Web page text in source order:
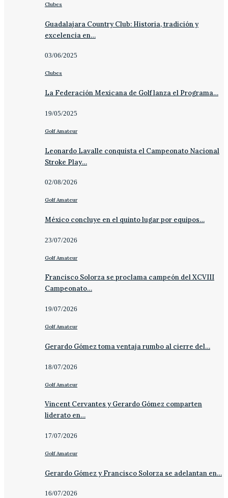
Clubes
Guadalajara Country Club: Historia, tradición y
excelencia en…
03/06/2025
Clubes
La Federación Mexicana de Golf lanza el Programa…
19/05/2025
Golf Amateur
Leonardo Lavalle conquista el Campeonato Nacional
Stroke Play…
02/08/2026
Golf Amateur
México concluye en el quinto lugar por equipos…
23/07/2026
Golf Amateur
Francisco Solorza se proclama campeón del XCVIII
Campeonato…
19/07/2026
Golf Amateur
Gerardo Gómez toma ventaja rumbo al cierre del…
18/07/2026
Golf Amateur
Vincent Cervantes y Gerardo Gómez comparten
liderato en…
17/07/2026
Golf Amateur
Gerardo Gómez y Francisco Solorza se adelantan en…
16/07/2026